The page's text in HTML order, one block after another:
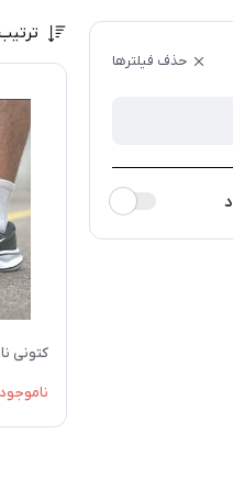
حذف فیلترها
کتونی
ناموجود